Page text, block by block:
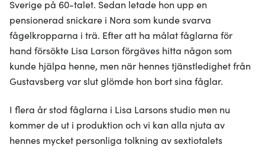
Sverige på 60-talet. Sedan letade hon upp en
pensionerad snickare i Nora som kunde svarva
fågelkropparna i trä. Efter att ha målat fåglarna för
hand försökte Lisa Larson förgäves hitta någon som
kunde hjälpa henne, men när hennes tjänstledighet från
Gustavsberg var slut glömde hon bort sina fåglar.
I flera år stod fåglarna i Lisa Larsons studio men nu
kommer de ut i produktion och vi kan alla njuta av
hennes mycket personliga tolkning av sextiotalets